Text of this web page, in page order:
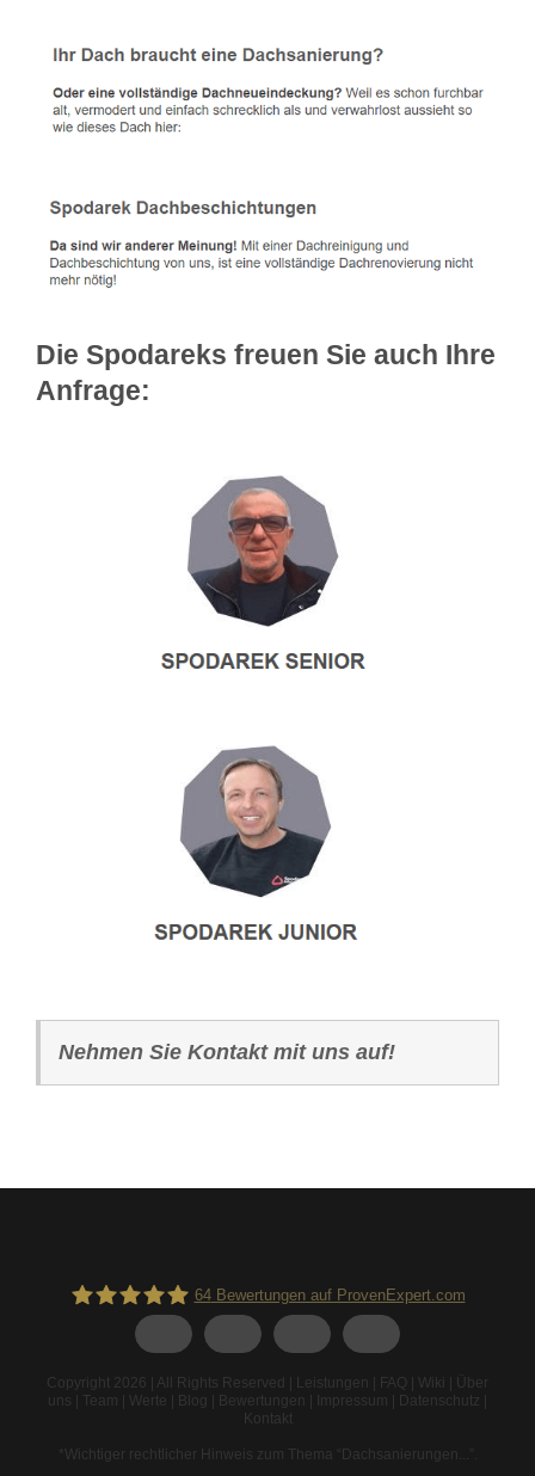
Die Spodareks freuen Sie auch Ihre
Anfrage:
Nehmen Sie Kontakt mit uns auf!
64Bewertungen auf ProvenExpert.com
Copyright 2026 | All Rights Reserved | Leistungen FAQ Wiki
Über
uns
Team Werte Blog Bewertungen Impressum Datenschutz
Kontakt
*Wichtiger rechtlicher Hinweis zum Thema “Dachsanierungen...” .